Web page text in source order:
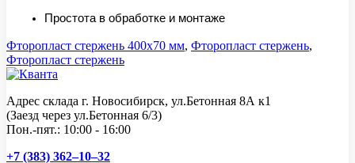
Простота в обработке и монтаже
Фторопласт стержень 400x70 мм, Фторопласт стержень,
Фторопласт стержень
Адрес склада г. Новосибирск, ул.Бетонная 8А к1
(Заезд через ул.Бетонная 6/3)
Пон.-пят.: 10:00 - 16:00
+7 (383) 362–10–32